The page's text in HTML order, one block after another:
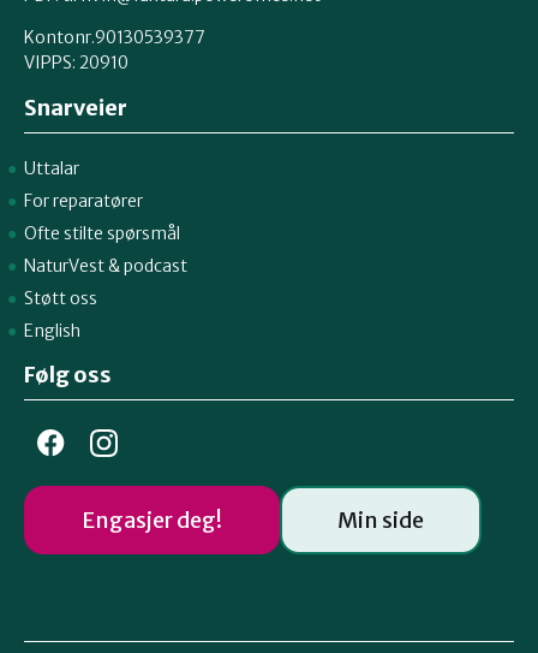
Kontonr.90130539377
VIPPS: 20910
Snarveier
Uttalar
For reparatører
Ofte stilte spørsmål
NaturVest&podcast
Støtt oss
English
Følg oss
Engasjer deg! Min side